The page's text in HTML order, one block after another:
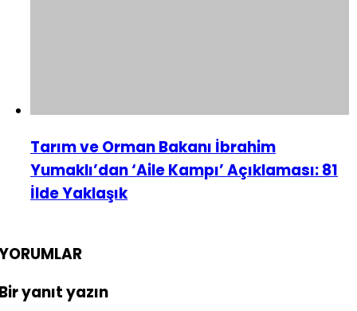
Tarım ve Orman Bakanı İbrahim
Yumaklı’dan ‘Aile Kampı’ Açıklaması: 81
İlde Yaklaşık
yanıt yazın